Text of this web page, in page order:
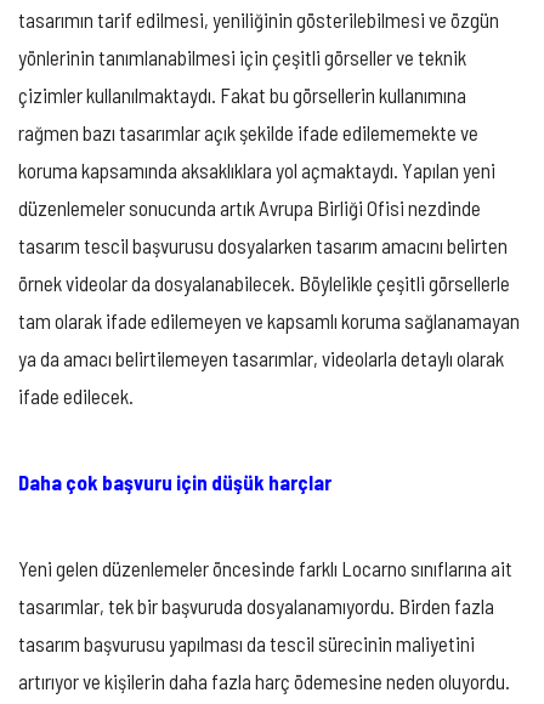
tasarımın tarif edilmesi, yeniliğinin gösterilebilmesi ve özgün
yönlerinin tanımlanabilmesi için çeşitli görseller ve teknik
çizimler kullanılmaktaydı. Fakat bu görsellerin kullanımına
rağmen bazı tasarımlar açık şekilde ifade edilememekte ve
koruma kapsamında aksaklıklara yol açmaktaydı. Yapılan yeni
düzenlemeler sonucunda artık Avrupa Birliği Ofisi nezdinde
tasarım tescil başvurusu dosyalarken tasarım amacını belirten
örnek videolar da dosyalanabilecek. Böylelikle çeşitli görsellerle
tam olarak ifade edilemeyen ve kapsamlı koruma sağlanamayan
ya da amacı belirtilemeyen tasarımlar, videolarla detaylı olarak
ifade edilecek.
Daha çok başvuru için düşük harçlar
Yeni gelen düzenlemeler öncesinde farklı Locarno sınıflarına ait
tasarımlar, tek bir başvuruda dosyalanamıyordu. Birden fazla
tasarım başvurusu yapılması da tescil sürecinin maliyetini
artırıyor ve kişilerin daha fazla harç ödemesine neden oluyordu.